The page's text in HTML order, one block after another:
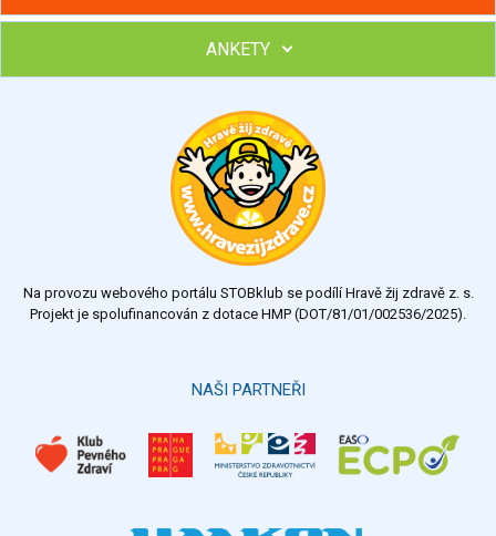
Hubněte s podporou lektorky a skupiny v kurzech STOBu
Chcete poradit s hubnutím? Najděte si odborníka STOBu ve
ANKETY
Výsledky Všechny ankety
Na provozu webového portálu STOBklub se podílí Hravě žij zdravě z. s.
Projekt je spolufinancován z dotace HMP (DOT/81/01/002536/2025).
NAŠI PARTNEŘI